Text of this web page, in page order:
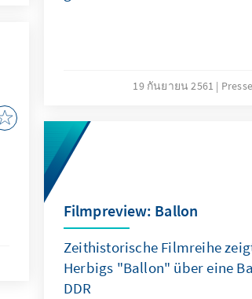
19 กันยายน 2561
Filmpreview: Ballon
Zeithistorische Filmreihe
Herbigs "Ballon" über eine
DDR